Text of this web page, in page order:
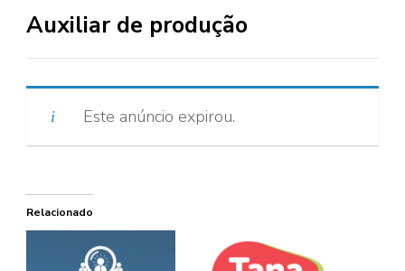
Auxiliar de produção
Este anúncio expirou.
Relacionado